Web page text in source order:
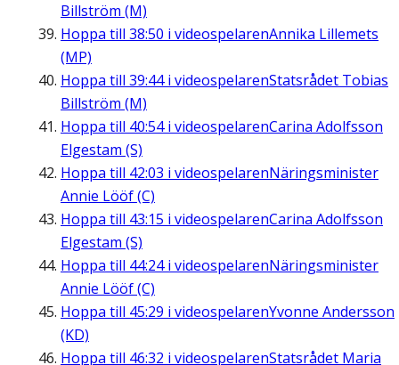
Billström (M)
Hoppa till 38:50 i videospelarenAnnika Lillemets
(MP)
Hoppa till 39:44i videospelarenStatsrådet Tobias
Billström (M)
Hoppa till 40:54i videospelarenCarina Adolfsson
Elgestam (S)
Hoppa till 42:03 i videospelarenNäringsminister
Annie Lööf (C)
Hoppa till 43:15 i videospelarenCarina Adolfsson
Elgestam (S)
Hoppa till 44:24i videospelarenNäringsminister
Annie Lööf (C)
Hoppa till 45:29 i videospelarenYvonne Andersson
(KD)
Hoppa till 46:32 i videospelarenStatsrådet Maria